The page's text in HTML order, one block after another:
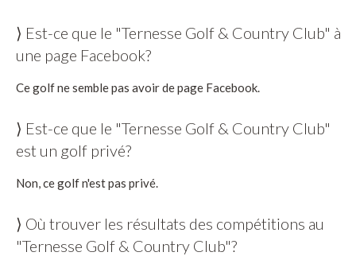
⟩ Est-ce que le "Ternesse Golf & Country Club" à
une page Facebook?
Ce golf ne semble pas avoir de page Facebook.
⟩ Est-ce que le "Ternesse Golf & Country Club"
est un golf privé?
Non, ce golf n'est pas privé.
⟩ Où trouver les résultats des compétitions au
"Ternesse Golf & Country Club"?